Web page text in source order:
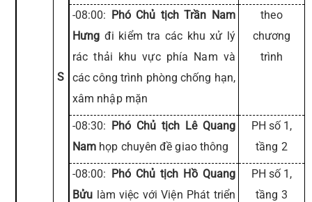
S
-08:00: Phó Chủ tịch Trần Nam
Hưng đi kiểm tra các khu xử lý
rác thải khu vực phía Nam và
các công trình phòng chống hạn,
xâm nhập mặn
theo
chương
trình
-08:30: Phó Chủ tịch Lê Quang
Nam họp chuyên đề giao thông
PH số 1,
tầng 2
-08:00: Phó Chủ tịch Hồ Quang
Bửu làm việc với Viện Phát triển
PH số 1,
tầng 3